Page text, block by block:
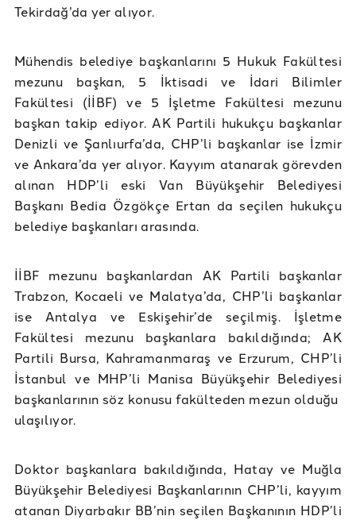
Tekirdağ’da yer alıyor.
Mühendis belediye başkanlarını 5 Hukuk Fakültesi
mezunu başkan, 5 İktisadi ve İdari Bilimler
Fakültesi (İİBF) ve 5 İşletme Fakültesi mezunu
başkan takip ediyor. AK Partili hukukçu başkanlar
Denizli ve Şanlıurfa’da, CHP’li başkanlar ise İzmir
ve Ankara’da yer alıyor. Kayyım atanarak görevden
alınan HDP’li eski Van Büyükşehir Belediyesi
Başkanı Bedia Özgökçe Ertan da seçilen hukukçu
belediye başkanları arasında.
İİBF mezunu başkanlardan AK Partili başkanlar
Trabzon, Kocaeli ve Malatya’da, CHP’li başkanlar
ise Antalya ve Eskişehir’de seçilmiş. İşletme
Fakültesi mezunu başkanlara bakıldığında; AK
Partili Bursa, Kahramanmaraş ve Erzurum, CHP’li
İstanbul ve MHP’li Manisa Büyükşehir Belediyesi
başkanlarının söz konusu fakülteden mezun olduğu
ulaşılıyor.
Doktor başkanlara bakıldığında, Hatay ve Muğla
Büyükşehir Belediyesi Başkanlarının CHP’li, kayyım
atanan Diyarbakır BB’nin seçilen Başkanının HDP’li